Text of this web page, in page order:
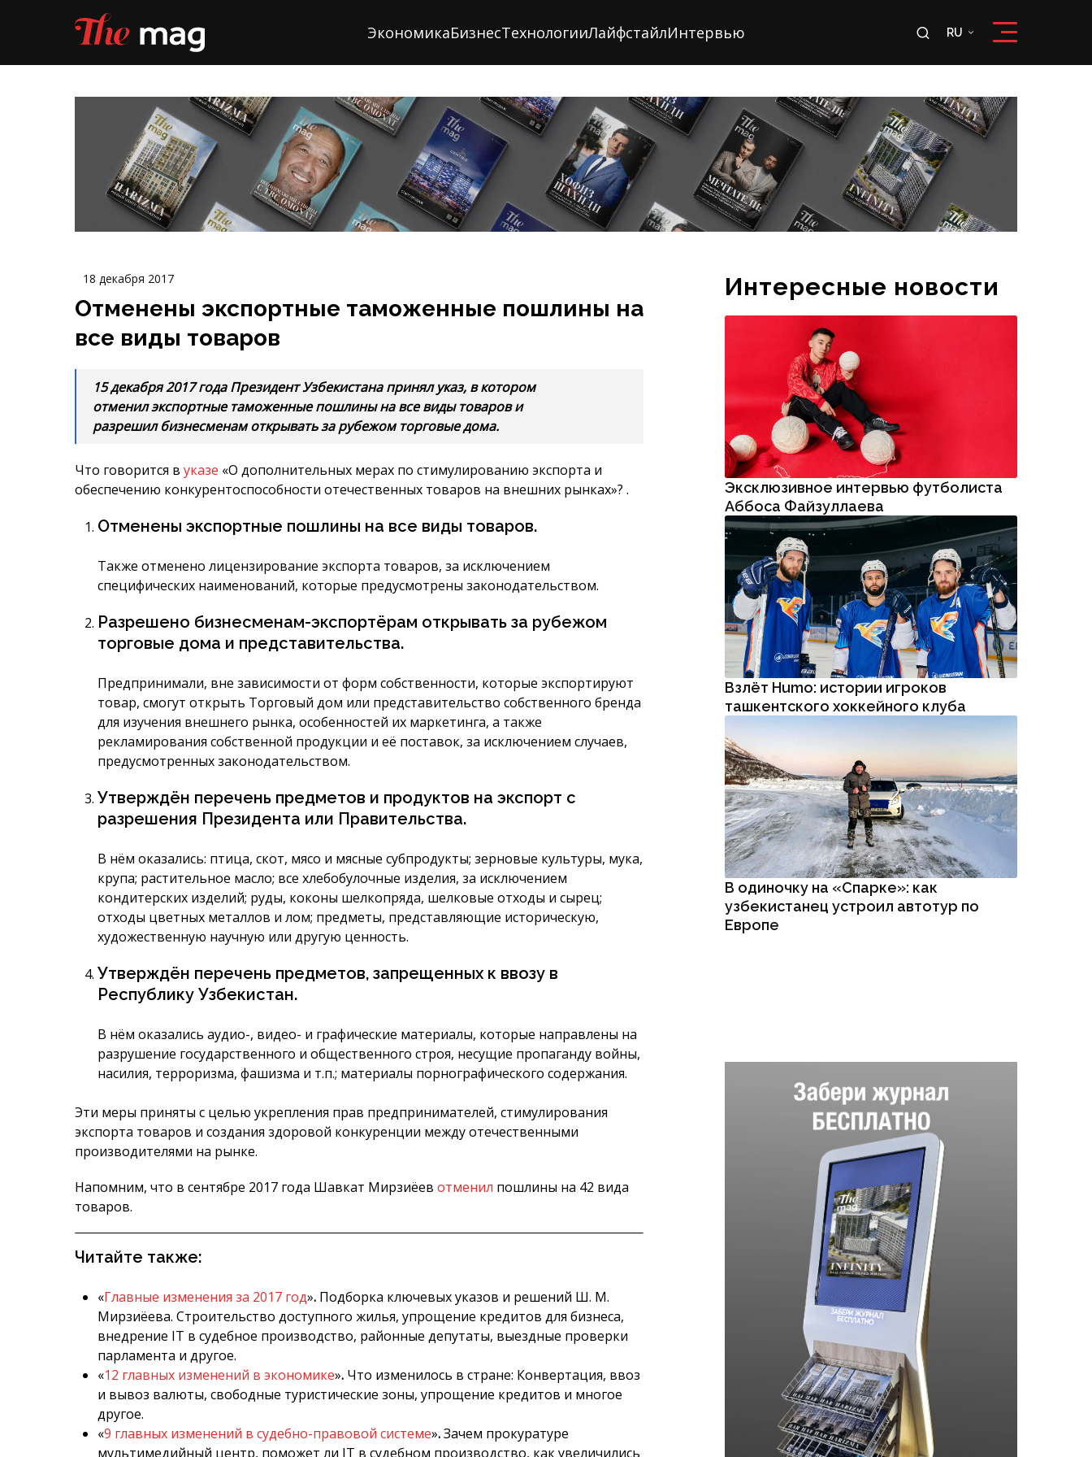
ЭкономикаБизнесТехнологииЛайфстайлИнтервью RU
18 декабря 2017
Отменены экспортные таможенные пошлины на
все виды товаров
15 декабря 2017 года Президент Узбекистана принял указ, в котором
отменил экспортные таможенные пошлины на все виды товаров и
разрешил бизнесменам открывать за рубежом торговые дома.
Что говорится в указе «О дополнительных мерах по стимулированию экспорта и
обеспечению конкурентоспособности отечественных товаров на внешних рынках»? .
Отменены экспортные пошлины на все виды товаров.
Также отменено лицензирование экспорта товаров, за исключением
специфических наименований, которые предусмотрены законодательством.
Разрешено бизнесменам-экспортёрам открывать за рубежом
торговые дома и представительства.
Предпринимали, вне зависимости от форм собственности, которые экспортируют
товар, смогут открыть Торговый дом или представительство собственного бренда
для изучения внешнего рынка, особенностей их маркетинга, а также
рекламирования собственной продукции и её поставок, за исключением случаев,
предусмотренных законодательством.
Утверждён перечень предметов и продуктов на экспорт с
разрешения Президента или Правительства.
В нём оказались: птица, скот, мясо и мясные субпродукты; зерновые культуры, мука,
крупа; растительное масло; все хлебобулочные изделия, за исключением
кондитерских изделий; руды, коконы шелкопряда, шелковые отходы и сырец;
отходы цветных металлов и лом; предметы, представляющие историческую,
художественную научную или другую ценность.
Утверждён перечень предметов, запрещенных к ввозу в
Республику Узбекистан.
В нём оказались аудио-, видео- и графические материалы, которые направлены на
разрушение государственного и общественного строя, несущие пропаганду войны,
насилия, терроризма, фашизма и т.п.; материалы порнографического содержания.
Эти меры приняты с целью укрепления прав предпринимателей, стимулирования
экспорта товаров и создания здоровой конкуренции между отечественными
производителями на рынке.
Напомним, что в сентябре 2017 года Шавкат Мирзиёев отменил пошлины на 42 вида
товаров.
Читайте также:
«Главные изменения за 2017 год». Подборка ключевых указов и решений Ш. М.
Мирзиёева. Строительство доступного жилья, упрощение кредитов для бизнеса,
внедрение IT в судебное производство, районные депутаты, выездные проверки
парламента и другое.
«12 главных изменений в экономике». Что изменилось в стране: Конвертация, ввоз
и вывоз валюты, свободные туристические зоны, упрощение кредитов и многое
другое.
«9 главных изменений в судебно-правовой системе».Зачем прокуратуре
мультимедийный центр, поможет ли IT в судебном производство, как увеличились
Интересные новости
Эксклюзивное интервью футболиста
Аббоса Файзуллаева
Взлёт Humo: истории игроков
ташкентского хоккейного клуба
В одиночку на «Спарке»: как
узбекистанец устроил автотур по
Европе